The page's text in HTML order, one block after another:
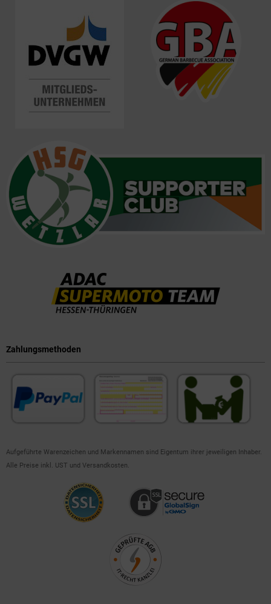
Zahlungsmethoden
Aufgeführte Warenzeichen und Markennamen sind Eigentum ihrer jeweiligen Inhaber.
Alle Preise inkl. UST und Versandkosten.